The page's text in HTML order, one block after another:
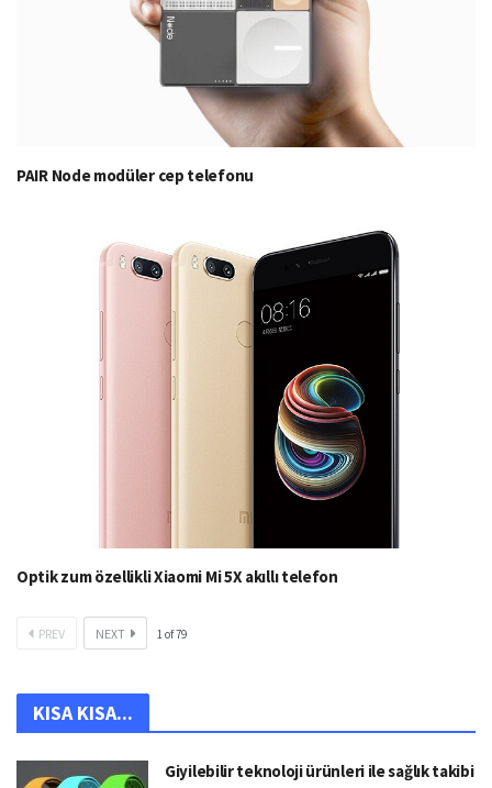
PAIR Node modüler cep telefonu
Optik zum özellikli Xiaomi Mi 5X akıllı telefon
PREV NEXT 1of79
KISA KISA...
Giyilebilir teknoloji ürünleri ile sağlık takibi